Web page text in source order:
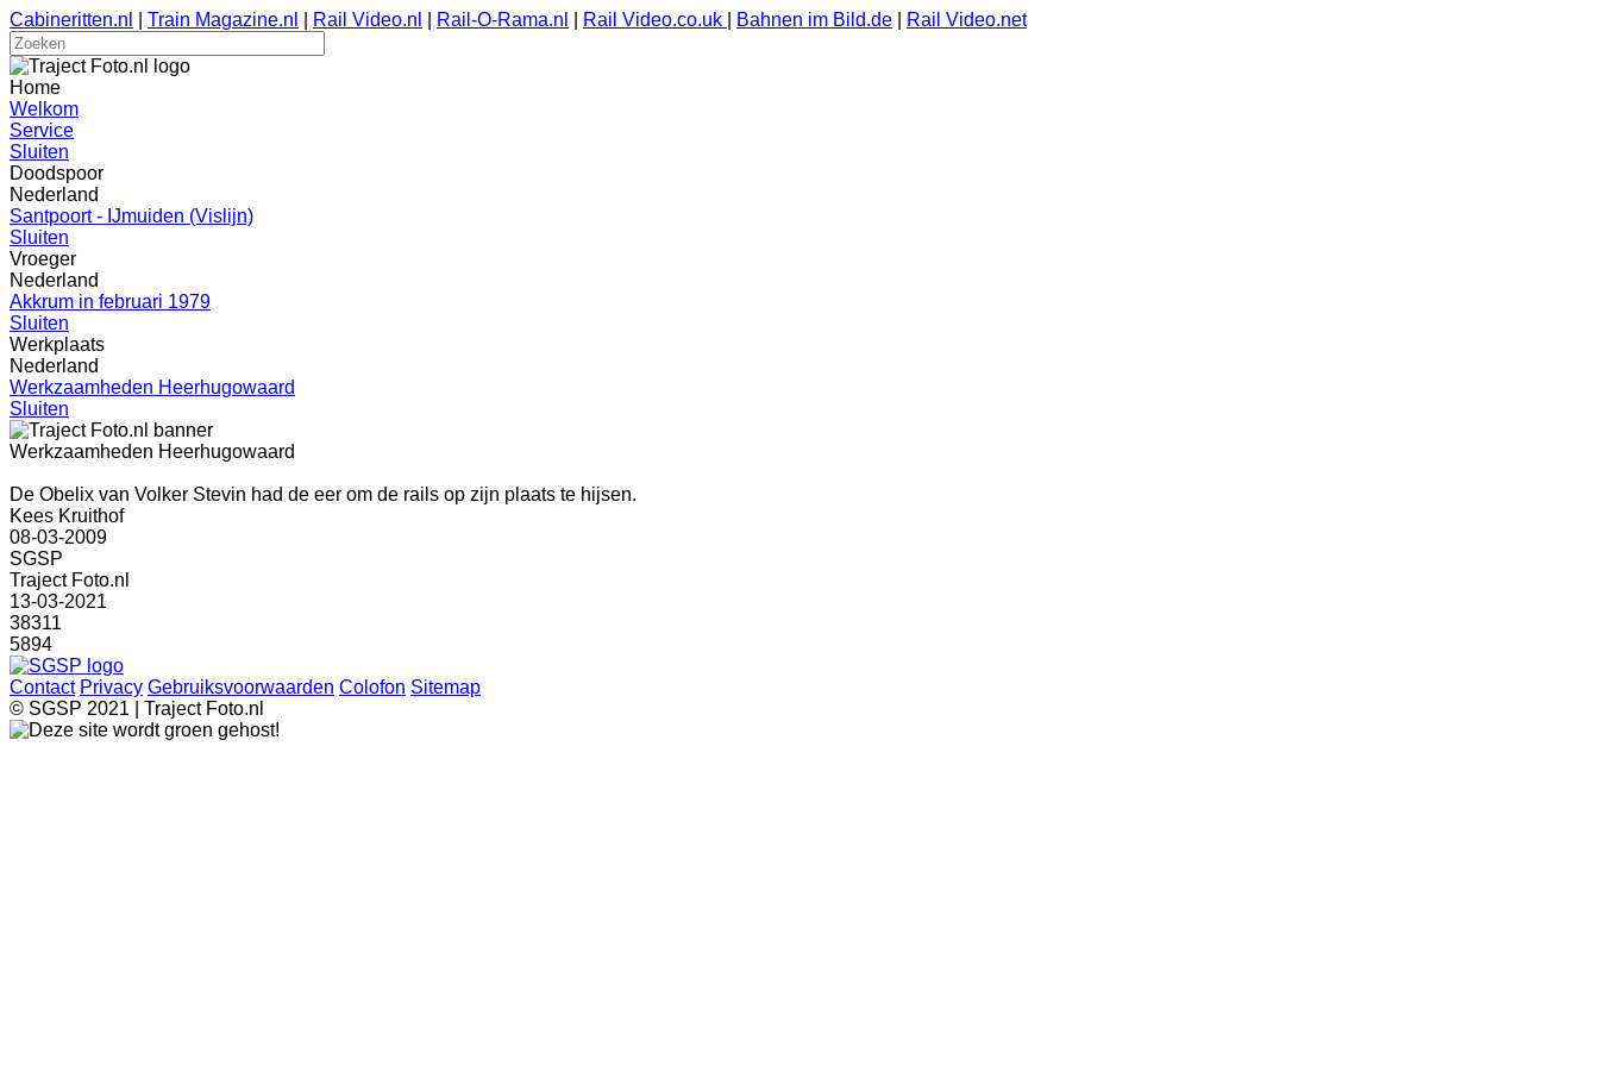
Cabineritten.nl Train Magazine.nl Rail Video.nl Rail-O-Rama.nl Rail Video.co.uk Bahnen im Bild.de Rail Video.net
Home
Welkom
Service
Sluiten
Doodspoor
Nederland
Santpoort - IJmuiden (Vislijn)
Sluiten
Vroeger
Nederland
Akkrum in februari 1979
Sluiten
Werkplaats
Nederland
Werkzaamheden Heerhugowaard
Sluiten
Werkzaamheden Heerhugowaard
De Obelix van Volker Stevin had de eer om de rails op zijn plaats te hijsen.
Kees Kruithof
08-03-2009
SGSP
Traject Foto.nl
13-03-2021
38311
5894
Contact Privacy Gebruiksvoorwaarden Colofon Sitemap
© SGSP 2021 | Traject Foto.nl